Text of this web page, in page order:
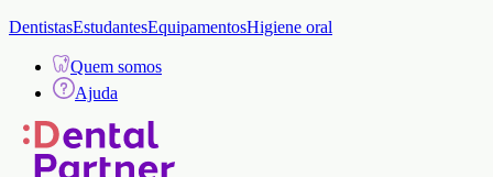
DentistasEstudantesEquipamentosHigiene oral
Quem somos
Ajuda